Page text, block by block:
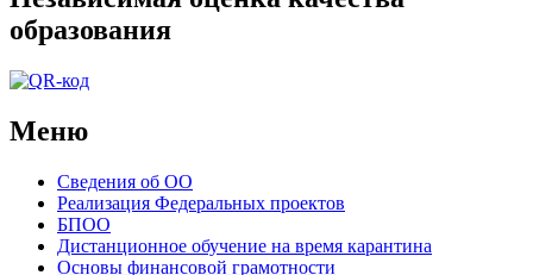
образования
Меню
Сведения об ОО
Реализация Федеральных проектов
БПОО
Дистанционное обучение на время карантина
Основы финансовой грамотности